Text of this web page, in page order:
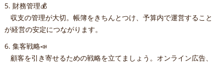
5. 財務管理💰
収支の管理が大切。帳簿をきちんとつけ、予算内で運営すること
が経営の安定につながります。
6. 集客戦略📣
顧客を引き寄せるための戦略を立てましょう。オンライン広告、